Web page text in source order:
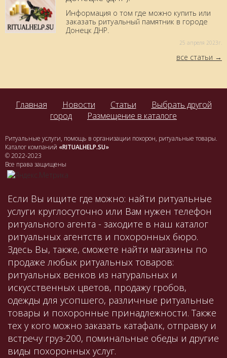
Информация о том где можно купить или
заказать ритуальный памятник в городе
Донецк ДНР.
25 aпреля 2023г.
все статьи
Главная Новости Статьи
Выбрать другой
город
Размещение в каталоге
Ритуальные услуги, помощь в организации похорон, ритуальные товары.
Каталог компаний «RITUALHELP.SU»
© 2022-2023
Все права защищены
Если Вы ищите где можно: найти ритуальные
услуги круглосуточно или Вам нужен телефон
ритуального агента - заходите в наш каталог
ритуальных агентств и похоронных бюро.
Здесь Вы, также, сможете найти магазины по
продаже любых ритуальных товаров:
ритуальных венков из натуральных и
искусственных цветов, продажу гробов,
одежды для усопшего, различные ритуальные
товары и похоронные принадлежности. Также
тех у кого можно заказать катафалк, отправку и
встречу груз-200, поминальные обеды и другие
виды похоронных услуг.